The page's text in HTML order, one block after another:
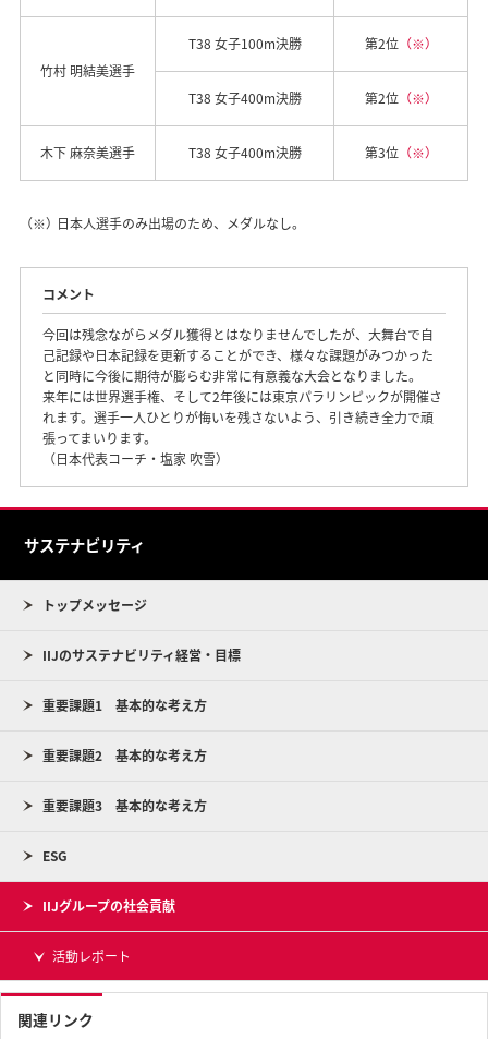
竹村 明結美選手
T38 女子100m決勝 第2位（※）
T38 女子400m決勝 第2位（※）
木下 麻奈美選手 T38 女子400m決勝 第3位（※）
（※） 日本人選手のみ出場のため、メダルなし。
コメント
今回は残念ながらメダル獲得とはなりませんでしたが、大舞台で自
己記録や日本記録を更新することができ、様々な課題がみつかった
と同時に今後に期待が膨らむ非常に有意義な大会となりました。
来年には世界選手権、そして2年後には東京パラリンピックが開催さ
れます。選手一人ひとりが悔いを残さないよう、引き続き全力で頑
張ってまいります。
（日本代表コーチ・塩家 吹雪）
サステナビリティ
トップメッセージ
IIJのサステナビリティ経営・目標
重要課題1 基本的な考え方
重要課題2 基本的な考え方
重要課題3 基本的な考え方
ESG
IIJグループの社会貢献
活動レポート
関連リンク